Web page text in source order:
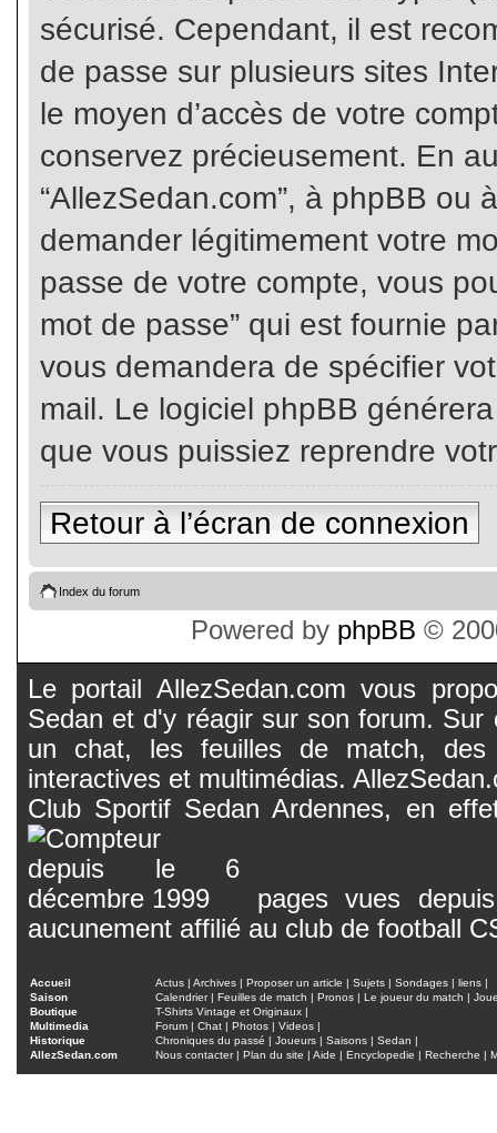
sécurisé. Cependant, il est
de passe sur plusieurs sites
le moyen d’accès de votre
conservez précieusement. En
“AllezSedan.com”, à phpBB ou
demander légitimement votre
passe de votre compte, vous
mot de passe” qui est fournie
vous demandera de spécifier
mail. Le logiciel phpBB
que vous puissiez reprendre
Retour à l’écran de connexion
Index du forum
Powered by phpBB ©
Le portail AllezSedan.com vous
Sedan et d'y réagir sur son forum.
un chat, les feuilles de match, des
interactives et multimédias.
Club Sportif Sedan Ardennes, en
pages vues
aucunement affilié au club de football
Accueil Actus | Archives | Proposer un article | Sujets | Sondages | liens |
Saison
Calendrier| Feuilles de match | Pronos | Le joueur du match |
Boutique
T-Shirts Vintage et Originaux |
Multimedia
Forum | Chat | Photos | Videos |
Historique
Chroniques du passé | Joueurs | Saisons | Sedan |
AllezSedan.com
Nous contacter| Plan du site | Aide | Encyclopedie | Recherche |